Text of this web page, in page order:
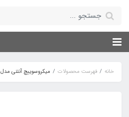
خانه فهرست محصولات میکروسوییچ آنتنی مدل TZ-8166